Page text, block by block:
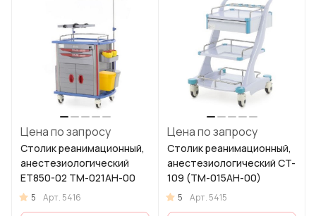
Цена по запросу
Столик реанимационный,
анестезиологический
ET850-02 ТМ-021АН-00
5 Арт. 5416
Цена по запросу
Столик реанимационный,
анестезиологический CT-
109 (ТМ-015АН-00)
5 Арт. 5415